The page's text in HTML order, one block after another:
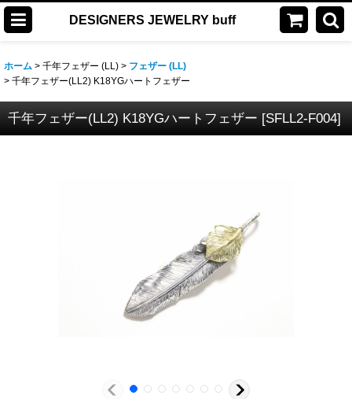
DESIGNERS JEWELRY buff
ホーム > 千年フェザー (LL) > フェザー (LL)
> 千年フェザー(LL2) K18YGハートフェザー
千年フェザー(LL2) K18YGハートフェザー [SFLL2-F004]